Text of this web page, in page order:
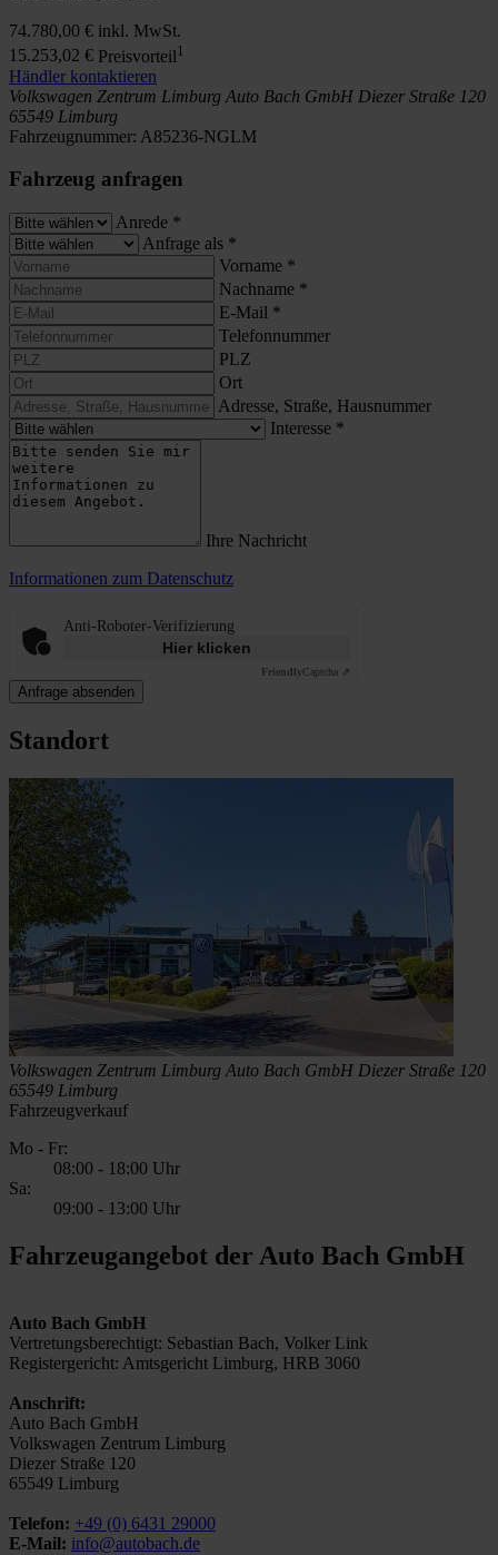
74.780,00 € inkl. MwSt.
15.253,02 € Preisvorteil1
Händler kontaktieren
Volkswagen Zentrum Limburg Auto Bach GmbH Diezer Straße 120
65549 Limburg
Fahrzeugnummer: A85236-NGLM
Fahrzeug anfragen
Anrede *
Anfrage als *
Vorname *
Nachname *
E-Mail *
Telefonnummer
PLZ
Ort
Adresse, Straße, Hausnummer
Interesse *
Ihre Nachricht
Informationen zum Datenschutz
Anti-Roboter-Verifizierung
Hier klicken
FriendlyCaptcha ⇗
Anfrage absenden
Standort
Volkswagen Zentrum Limburg Auto Bach GmbH Diezer Straße 120
65549 Limburg
Fahrzeugverkauf
Mo - Fr:
08:00 - 18:00 Uhr
Sa:
09:00 - 13:00 Uhr
Fahrzeugangebot der Auto Bach GmbH
Auto Bach GmbH
Vertretungsberechtigt: Sebastian Bach, Volker Link
Registergericht: Amtsgericht Limburg, HRB 3060
Anschrift:
Auto Bach GmbH
Volkswagen Zentrum Limburg
Diezer Straße 120
65549 Limburg
Telefon: +49 (0) 6431 29000
E-Mail: info@autobach.de